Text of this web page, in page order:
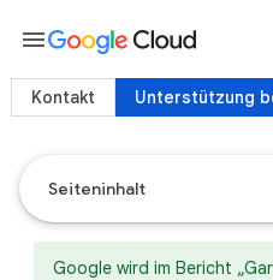
Seiteninhalt
Google wird im Bericht
menu
Unterstützung
Kontakt